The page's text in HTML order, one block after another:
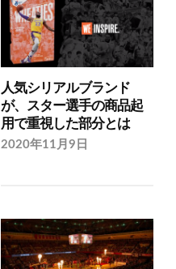
人気シリアルブランド
が、スター選手の商品起
用で重視した部分とは
2020年11月9日